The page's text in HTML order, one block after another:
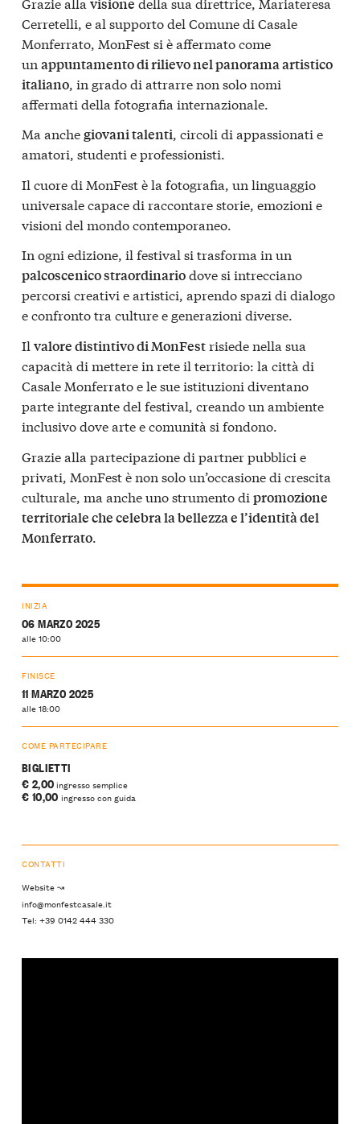
Cerretelli, e al supporto del Comune di Casale
Monferrato, MonFest si è affermato come
un appuntamento di rilievo nel panorama artistico
italiano , in grado di attrarre non solo nomi
affermati della fotografia internazionale.
Ma anchegiovani talenti, circoli di appassionati e
amatori, studenti e professionisti.
Il cuore di MonFest è la fotografia, un linguaggio
universale capace di raccontare storie, emozioni e
visioni del mondo contemporaneo.
In ogni edizione, il festival si trasforma in un
palcoscenico straordinariodove si intrecciano
percorsi creativi e artistici, aprendo spazi di dialogo
e confronto tra culture e generazioni diverse.
Il valore distintivo di MonFestrisiede nella sua
capacità di mettere in rete il territorio: la città di
Casale Monferrato e le sue istituzioni diventano
parte integrante del festival, creando un ambiente
inclusivo dove arte e comunità si fondono.
Grazie alla partecipazione di partner pubblici e
privati, MonFest è non solo un’occasione di crescita
culturale, ma anche uno strumento di promozione
territoriale che celebra la bellezza e l’identità del
Monferrato
INIZIA
06 MARZO 2025
alle 10:00
FINISCE
11 MARZO 2025
alle 18:00
COME PARTECIPARE
BIGLIETTI
€ 2,00ingresso semplice
€ 10,00 ingresso con guida
CONTATTI
Website ↝
info@monfestcasale.it
Tel: +39 0142 444 330